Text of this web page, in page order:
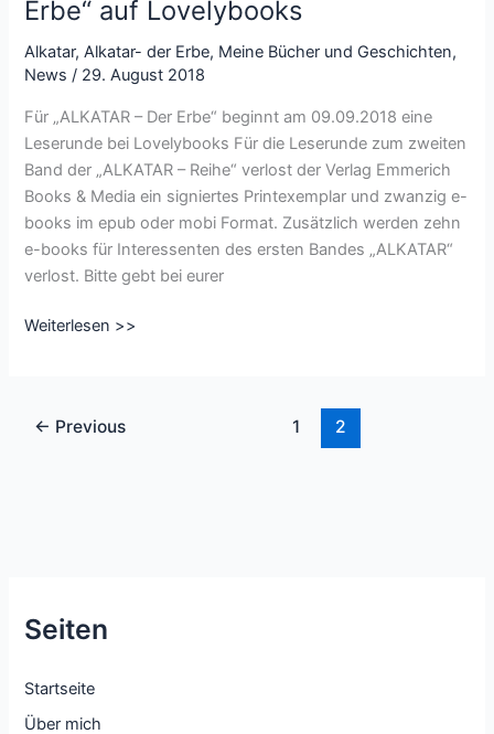
Erbe“ auf Lovelybooks
Alkatar,Alkatar- der Erbe, Meine Bücher und Geschichten,
News / 29. August 2018
Für „ALKATAR – Der Erbe“ beginnt am 09.09.2018 eine
Leserunde bei Lovelybooks Für die Leserunde zum zweiten
Band der „ALKATAR – Reihe“ verlost der Verlag Emmerich
Books & Media ein signiertes Printexemplar und zwanzig e-
books im epub oder mobi Format. Zusätzlich werden zehn
e-books für Interessenten des ersten Bandes „ALKATAR“
verlost. Bitte gebt bei eurer
Leserunde
Der
Weiterlesen >>
← Previous 1 2
Seiten
Startseite
Über mich